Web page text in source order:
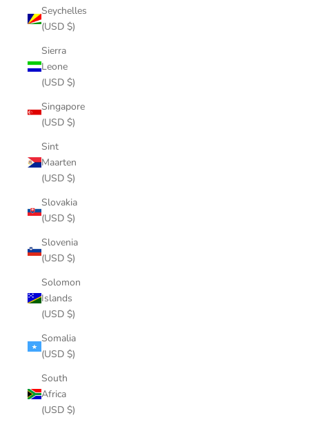
Seychelles
(USD $)
Sierra
Leone
(USD $)
Singapore
(USD $)
Sint
Maarten
(USD $)
Slovakia
(USD $)
Slovenia
(USD $)
Solomon
Islands
(USD $)
Somalia
(USD $)
South
Africa
(USD $)